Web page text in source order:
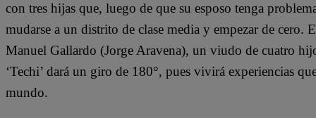
con tres hijas que, luego de que su esposo tenga
mudarse a un distrito de clase media y empezar de cero.
Manuel Gallardo (Jorge Aravena), un viudo de cuatro
‘Techi’ dará un giro de 180°, pues vivirá experiencias
mundo.